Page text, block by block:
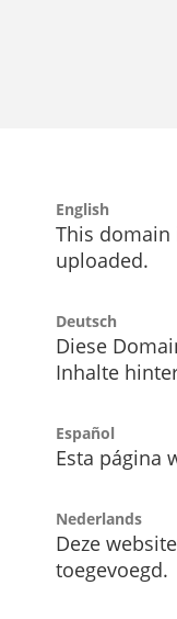
English
This domain
uploaded.
Deutsch
Diese
Inhalte
Español
Esta página
Nederlands
Deze
toegevoegd.